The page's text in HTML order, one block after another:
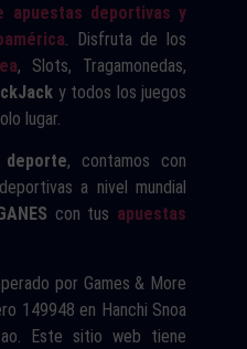
apuestas deportivas y
. Disfruta de los
, Slots, Tragamonedas,
y todos los juegos
lugar.
, contamos con
a nivel mundial
con tus apuestas
por Games & More
149948 en Hanchi Snoa
Este sitio web tiene